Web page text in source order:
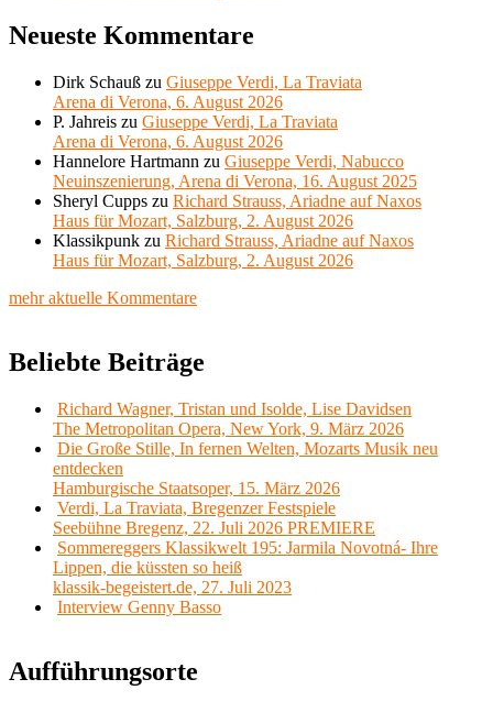
Neueste Kommentare
Dirk Schauß zu Giuseppe Verdi, La Traviata
Arena di Verona, 6. August 2026
P. Jahreis zu Giuseppe Verdi, La Traviata
Arena di Verona, 6. August 2026
Hannelore Hartmann zu Giuseppe Verdi, Nabucco
Neuinszenierung, Arena di Verona, 16. August 2025
Sheryl Cupps zu Richard Strauss, Ariadne auf Naxos
Haus für Mozart, Salzburg, 2. August 2026
Klassikpunk zu Richard Strauss, Ariadne auf Naxos
Haus für Mozart, Salzburg, 2. August 2026
mehr aktuelle Kommentare
Beliebte Beiträge
Richard Wagner, Tristan und Isolde, Lise Davidsen
The Metropolitan Opera, New York, 9. März 2026
Die Große Stille, In fernen Welten, Mozarts Musik neu
entdecken
Hamburgische Staatsoper, 15. März 2026
Verdi, La Traviata, Bregenzer Festspiele
Seebühne Bregenz, 22. Juli 2026 PREMIERE
Sommereggers Klassikwelt 195: Jarmila Novotná- Ihre
Lippen, die küssten so heiß
klassik-begeistert.de, 27. Juli 2023
Interview Genny Basso
Aufführungsorte